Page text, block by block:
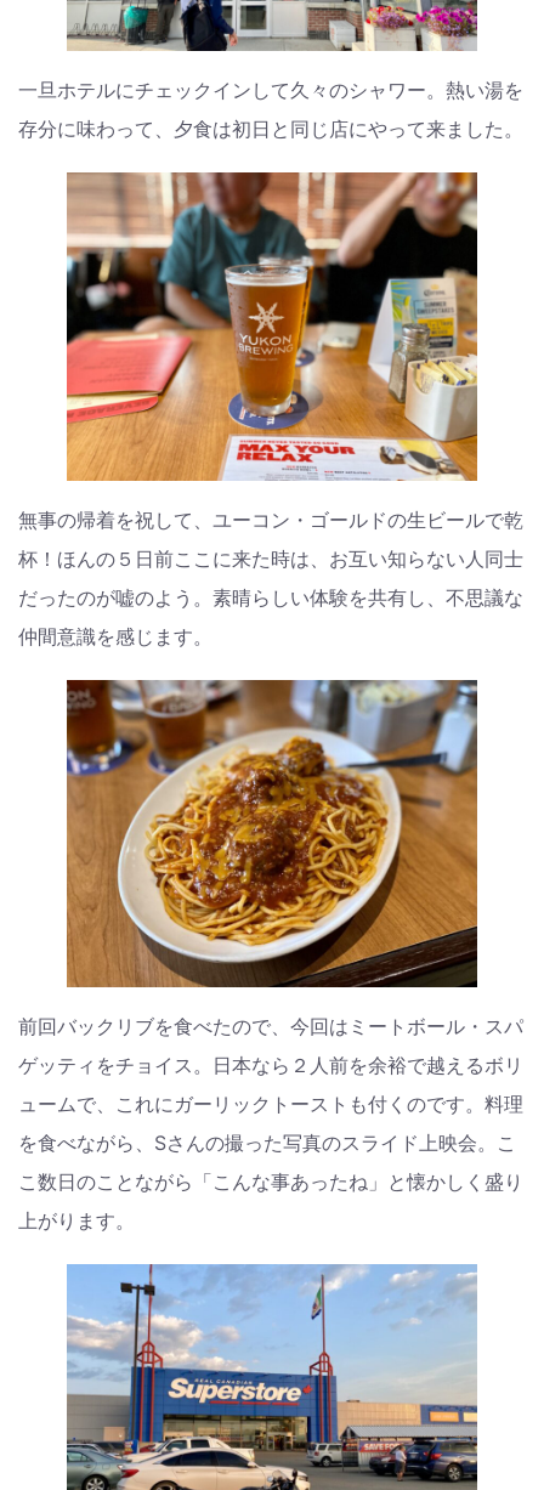
一旦ホテルにチェックインして久々のシャワー。熱い湯を
存分に味わって、夕食は初日と同じ店にやって来ました。
無事の帰着を祝して、ユーコン・ゴールドの生ビールで乾
杯！ほんの５日前ここに来た時は、お互い知らない人同士
だったのが嘘のよう。素晴らしい体験を共有し、不思議な
仲間意識を感じます。
前回バックリブを食べたので、今回はミートボール・スパ
ゲッティをチョイス。日本なら２人前を余裕で越えるボリ
ュームで、これにガーリックトーストも付くのです。料理
を食べながら、Sさんの撮った写真のスライド上映会。こ
こ数日のことながら「こんな事あったね」と懐かしく盛り
上がります。